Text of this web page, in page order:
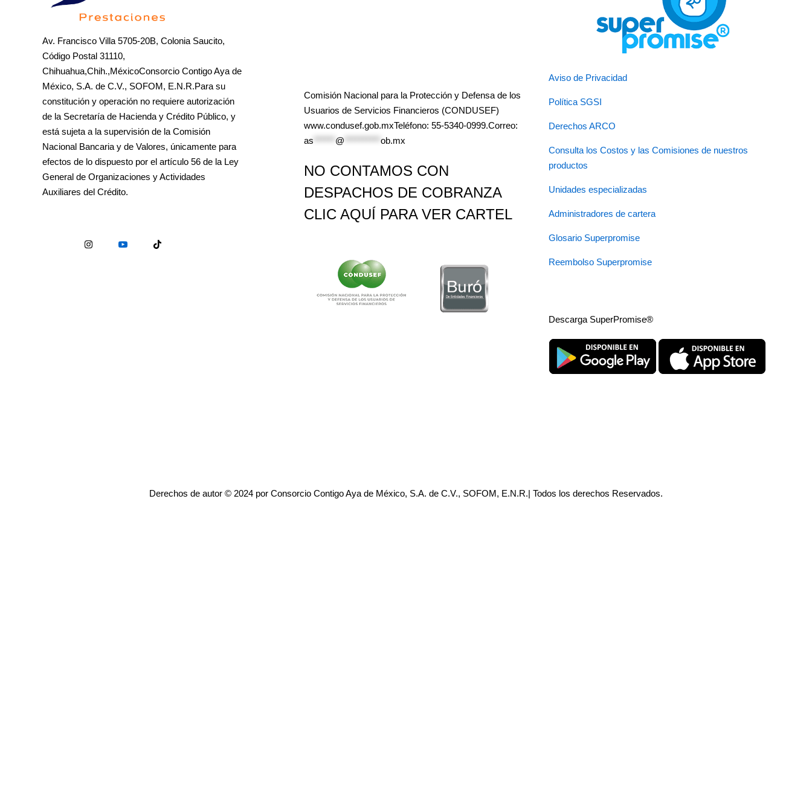
Av. Francisco Villa 5705-20B, Colonia Saucito,
Código Postal 31110,
Chihuahua,Chih.,MéxicoConsorcio Contigo Aya de
México, S.A. de C.V., SOFOM, E.N.R.Para su
constitución y operación no requiere autorización
de la Secretaría de Hacienda y Crédito Público, y
está sujeta a la supervisión de la Comisión
Nacional Bancaria y de Valores, únicamente para
efectos de lo dispuesto por el artículo 56 de la Ley
General de Organizaciones y Actividades
Auxiliares del Crédito.
Comisión Nacional para la Protección y Defensa de los
Usuarios de Servicios Financieros (CONDUSEF)
www.condusef.gob.mxTeléfono: 55-5340-0999.Correo:
as
@ ob.mx
NO CONTAMOS CON
DESPACHOS DE COBRANZA
CLIC AQUÍ PARA VER CARTEL
Aviso de Privacidad
Política SGSI
Derechos ARCO
Consulta los Costos y las Comisiones de nuestros
productos
Unidades especializadas
Administradores de cartera
Glosario Superpromise
Reembolso Superpromise
Descarga SuperPromise®
Derechos de autor © 2024 por Consorcio Contigo Aya de México, S.A. de C.V., SOFOM, E.N.R.| Todos los derechos Reservados.